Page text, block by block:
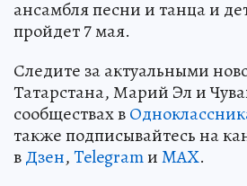
ансамбля песни и танца и
пройдет 7 мая.
Следите за актуальными
Татарстана, Марий Эл и
сообществах в
также подписывайтесь на
вДзен,TelegramиMAX.